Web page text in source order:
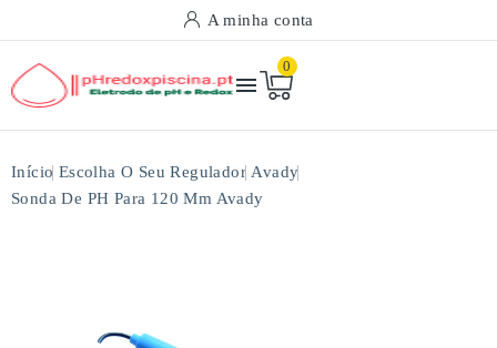
A minha conta

0
Início Escolha O Seu Regulador Avady
Sonda De PH Para 120 Mm Avady